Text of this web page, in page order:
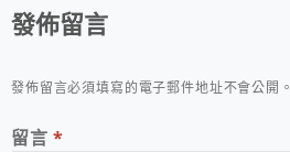
發佈留言
發佈留言必須填寫的電子郵件地址不會公開。
留言 *